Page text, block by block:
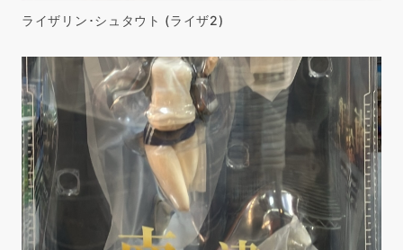
ライザリン･シュタウト (ライザ2)